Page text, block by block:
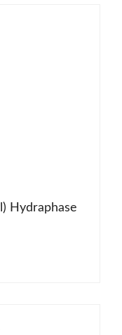
Hydraphase